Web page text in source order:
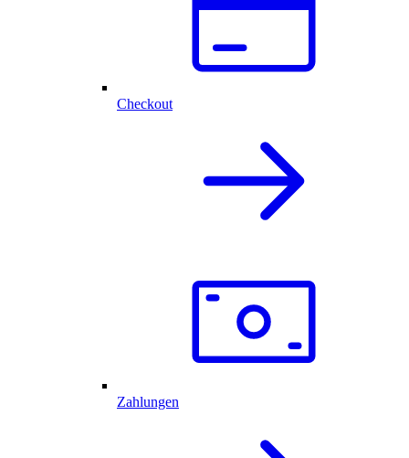
Checkout
Zahlungen